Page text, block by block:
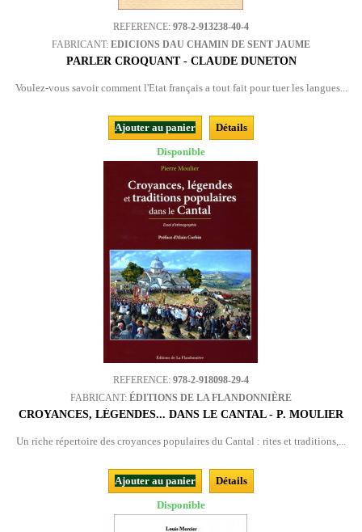
REFERENCE: 978-2-913238-40-4
FABRICANT: EDICIONS DAU CHAMIN DE SENT JAUME
PARLER CROQUANT - CLAUDE DUNETON
Voulez-vous savoir comment l'Etat français a tout fait pour tuer les langues...
Ajouter au panier
Détails
Disponible
REFERENCE: 978-2-918098-29-4
FABRICANT: ÉDITIONS DE LA FLANDONNIÈRE
CROYANCES, LÉGENDES... DANS LE CANTAL - P. MOULIER
Un riche répertoire des croyances populaires du Cantal : rites et traditions,...
Ajouter au panier
Détails
Disponible